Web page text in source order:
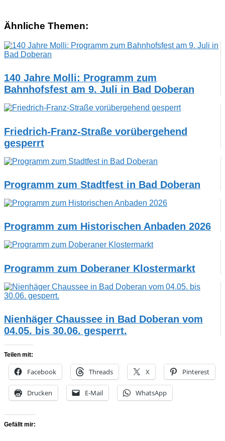
Ähnliche Themen:
140 Jahre Molli: Programm zum
Bahnhofsfest am 9. Juli in Bad Doberan
Friedrich-Franz-Straße vorübergehend
gesperrt
Programm zum Stadtfest in Bad Doberan
Programm zum Historischen Anbaden 2026
Programm zum Doberaner Klostermarkt
Nienhäger Chaussee in Bad Doberan vom
04.05. bis 30.06. gesperrt.
Teilen mit:
Facebook Threads X Pinterest
Drucken E-Mail WhatsApp
Gefällt mir: